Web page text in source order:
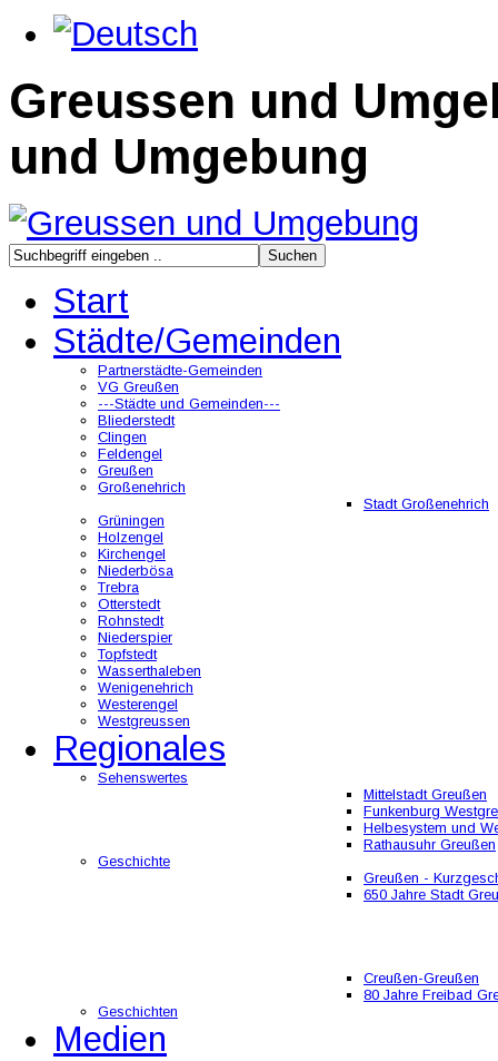
Greussen und
und Umgebung
Start
Städte/Gemeinden
Partnerstädte-Gemeinden
VG Greußen
---Städte und Gemeinden---
Bliederstedt
Clingen
Feldengel
Greußen
Großenehrich
Stadt Großenehrich
Grüningen
Holzengel
Kirchengel
Niederbösa
Trebra
Otterstedt
Rohnstedt
Niederspier
Topfstedt
Wasserthaleben
Wenigenehrich
Westerengel
Westgreussen
Regionales
Sehenswertes
Mittelstadt Greußen
Funkenburg
Helbesystem und
Rathausuhr Greußen
Geschichte
Greußen -
650 Jahre Stadt
Creußen-Greußen
80 Jahre Freibad
Geschichten
Medien